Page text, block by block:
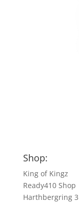
Shop:
King of Kingz
Ready410 Shop
Harthbergring 3